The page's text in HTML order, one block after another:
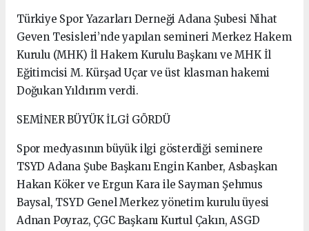
Türkiye Spor Yazarları Derneği Adana Şubesi Nihat
Geven Tesisleri’nde yapılan semineri Merkez Hakem
Kurulu (MHK) İl Hakem Kurulu Başkanı ve MHK İl
Eğitimcisi M. Kürşad Uçar ve üst klasman hakemi
Doğukan Yıldırım verdi.
SEMİNER BÜYÜK İLGİ GÖRDÜ
Spor medyasının büyük ilgi gösterdiği seminere
TSYD Adana Şube Başkanı Engin Kanber, Asbaşkan
Hakan Köker ve Ergun Kara ile Sayman Şehmus
Baysal, TSYD Genel Merkez yönetim kurulu üyesi
Adnan Poyraz, ÇGC Başkanı Kurtul Çakın, ASGD